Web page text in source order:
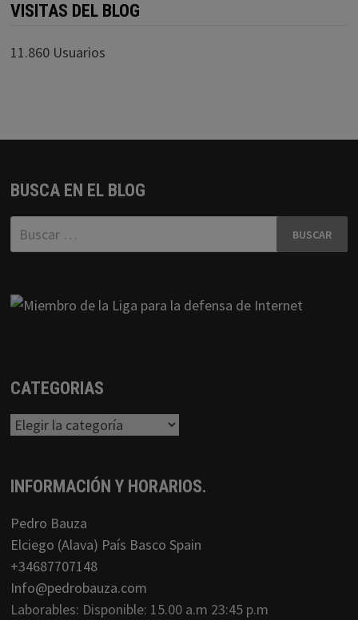
VISITAS DEL BLOG
11.860 Usuarios
BUSCA EN EL BLOG
Buscar:
CATEGORIAS
Categorias
INFORMACIÓN Y HORARIOS.
Pedro Bauza
Elciego (Alava) País Basco Spain
+34687707148
Info@pedrobauza.com
Laborables: Disponible: 15.00 a.m 23:45 p.m